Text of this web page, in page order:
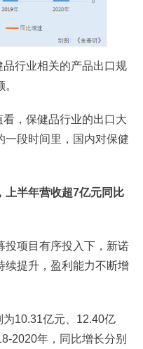
行业相关的产品出口规
，保健品行业的出口大
一段时间里，国内对保健
上半年营收超7亿元同比
投项目有序投入下，新诺
续提升，盈利能力不断增
10.31亿元、12.40亿
2020年，同比增长分别